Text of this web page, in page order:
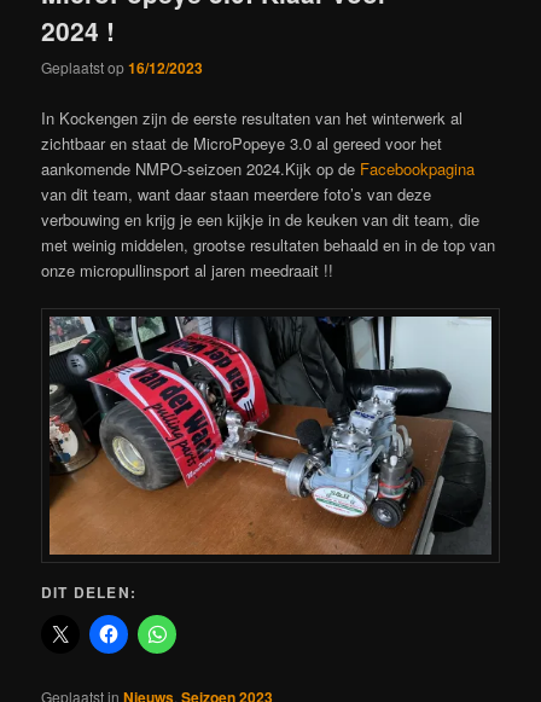
2024 !
Geplaatst op16/12/2023
In Kockengen zijn de eerste resultaten van het winterwerk al
zichtbaar en staat de MicroPopeye 3.0 al gereed voor het
aankomende NMPO-seizoen 2024.Kijk op de Facebookpagina
van dit team, want daar staan meerdere foto’s van deze
verbouwing en krijg je een kijkje in de keuken van dit team, die
met weinig middelen, grootse resultaten behaald en in de top van
onze micropullinsport al jaren meedraait !!
DIT DELEN:
Geplaatst in Nieuws,Seizoen 2023